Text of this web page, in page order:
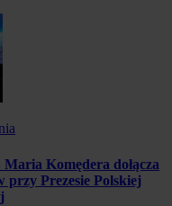
Komędera dołącza
przy Prezesie Polskiej